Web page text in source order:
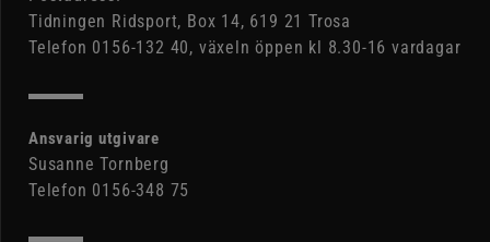
Tidningen Ridsport, Box 14, 619 21 Trosa
Telefon 0156-132 40, växeln öppen kl 8.30-16 vardagar
Ansvarig utgivare
Susanne Tornberg
Telefon 0156-348 75